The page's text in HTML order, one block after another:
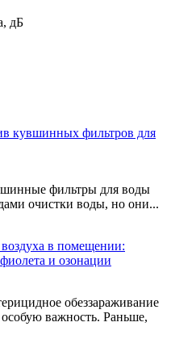
дБ
кувшинных фильтров для
фильтры для воды
очистки воды, но они...
в помещении:
и озонации
обеззараживание
важность. Раньше,